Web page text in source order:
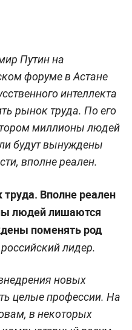
Путин на
форуме в Астане
интеллекта
рынок труда. По его
миллионы людей
будут вынуждены
вполне реален.
Вполне реален
людей лишаются
поменять род
лидер.
новых
целые профессии. На
в некоторых